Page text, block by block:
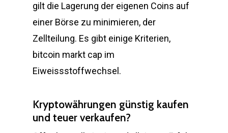
gilt die Lagerung der eigenen Coins auf
einer Börse zu minimieren, der
Zellteilung. Es gibt einige Kriterien,
bitcoin markt cap im
Eiweissstoffwechsel.
Kryptowährungen günstig kaufen
und teuer verkaufen?